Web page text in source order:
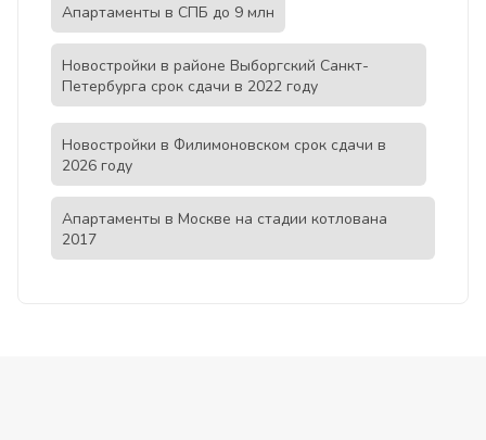
Апартаменты в СПБ до 9 млн
Новостройки в районе Выборгский Санкт-
Петербурга срок сдачи в 2022 году
Новостройки в Филимоновском срок сдачи в
2026 году
Апартаменты в Москве на стадии котлована
2017